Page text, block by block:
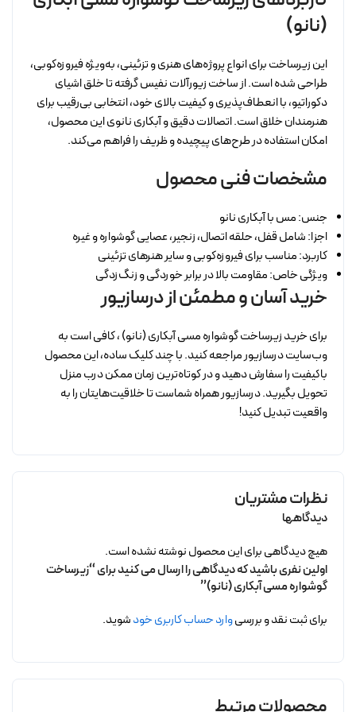
(نانو)
این زیرساخت برای انواع پروژه‌های هنری و تزئینی، به‌ویژه فیروزه‌کوبی،
طراحی شده است. از ساخت زیورآلات نفیس گرفته تا خلق اشیای
دکوراتیو، با انعطاف‌پذیری و کیفیت بالای خود، انتخابی بی‌رقیب برای
هنرمندان خلاق است. اتصالات دقیق و آبکاری نانوی این محصول،
امکان استفاده در طرح‌های پیچیده و ظریف را فراهم می‌کند.
مشخصات فنی محصول
جنس: مس با آبکاری نانو
اجزا: شامل قفل، حلقه اتصال، زنجیر، عصایی گوشواره و غیره
کاربرد: مناسب برای فیروزه‌کوبی و سایر هنرهای تزئینی
ویژگی خاص: مقاومت بالا در برابر خوردگی و زنگ‌زدگی
خرید آسان و مطمئن از درسازیور
برای خرید زیرساخت گوشواره مسی آبکاری (نانو) ، کافی است به
وب‌سایت درسازیور مراجعه کنید. با چند کلیک ساده، این محصول
باکیفیت را سفارش دهید و در کوتاه‌ترین زمان ممکن درب منزل
تحویل بگیرید. درسازیور همراه شماست تا خلاقیت‌هایتان را به
واقعیت تبدیل کنید!
نظرات مشتریان
دیدگاهها
هیچ دیدگاهی برای این محصول نوشته نشده است.
اولین نفری باشید که دیدگاهی را ارسال می کنید برای “زیرساخت
گوشواره مسی آبکاری (نانو)”
برای ثبت نقد و بررسیوارد حساب کاربری خودشوید.